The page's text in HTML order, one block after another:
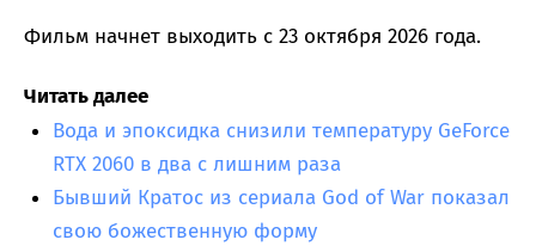
Фильм начнет выходить с 23 октября 2026 года.
Читать далее
Вода и эпоксидка снизили температуру GeForce
RTX 2060 в два с лишним раза
Бывший Кратос из сериала God of War показал
свою божественную форму